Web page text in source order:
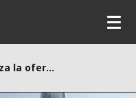
Veolia lanza la oferta "GreenPath Zero Carbon" para ayudar a sus clientes a acelerar su descarbonización